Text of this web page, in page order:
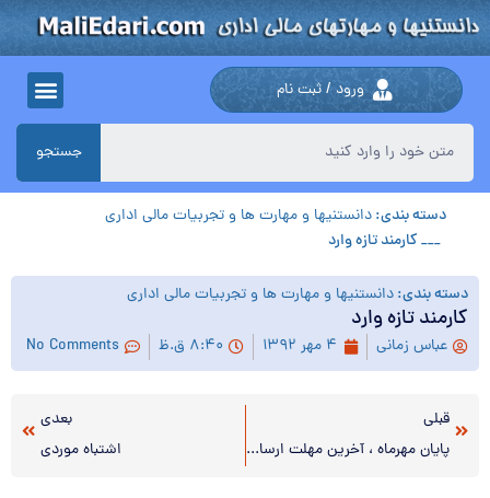
ورود / ثبت نام
جستجو
دسته بندی:دانستنیها و مهارت ها و تجربیات مالی اداری
___ کارمند تازه وارد
دسته بندی:دانستنیها و مهارت ها و تجربیات مالی اداری
کارمند تازه وارد
عباس زمانی ۴ مهر ۱۳۹۲ ۸:۴۰ ق.ظ No Comments
قبلی
پایان مهرماه ، آخرین مهلت ارسال اطلاعات معاملات فصل تابستان
بعدی
اشتباه موردی